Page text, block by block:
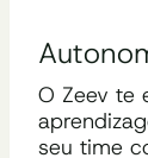
O Zeev te
seu time